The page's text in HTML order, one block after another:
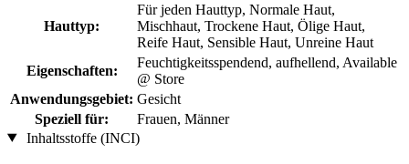
Hauttyp:
Für jeden Hauttyp, Normale Haut,
Mischhaut, Trockene Haut, Ölige Haut,
Reife Haut, Sensible Haut, Unreine Haut
Eigenschaften:
Feuchtigkeitsspendend, aufhellend, Available
@ Store
Anwendungsgebiet: Gesicht
Speziell für:
Frauen, Männer
Inhaltsstoffe (INCI)